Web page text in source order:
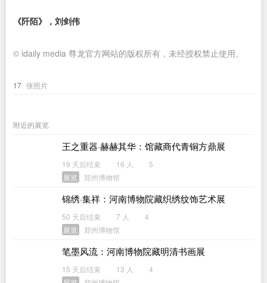
《阡陌》，刘剑伟
© idaily media 尊龙官方网站的版权所有，未经授权禁止使用。
17 张照片
附近的展览
王之重器·赫赫其华：馆藏商代青铜方鼎展
19 天后结束 16 人
5
展览
郑州博物馆
锦绣·集祥：河南博物院藏织绣纹饰艺术展
50 天后结束 7 人
4
展览
郑州博物馆
笔墨风流：河南博物院藏明清书画展
15 天后结束 13 人
4